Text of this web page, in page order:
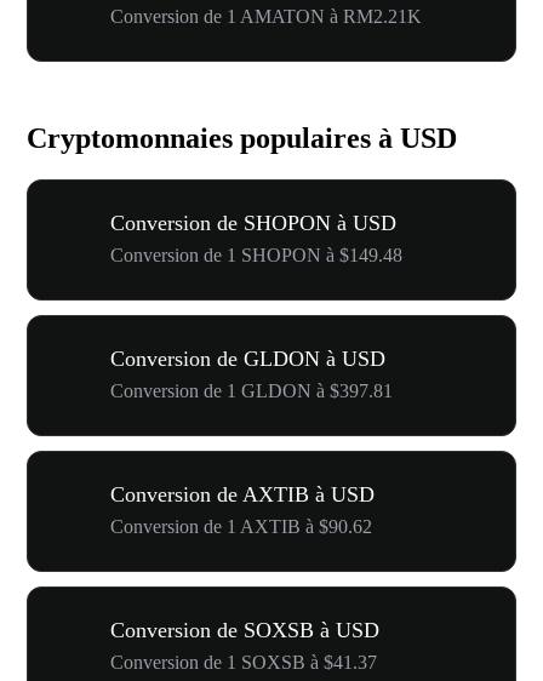
Conversion de 1 AMATON à RM2.21K
Cryptomonnaies populaires à USD
Conversion de SHOPON à USD
Conversion de 1 SHOPON à $149.48
Conversion de GLDON à USD
Conversion de 1 GLDON à $397.81
Conversion de AXTIB à USD
Conversion de 1 AXTIB à $90.62
Conversion de SOXSB à USD
Conversion de 1 SOXSB à $41.37